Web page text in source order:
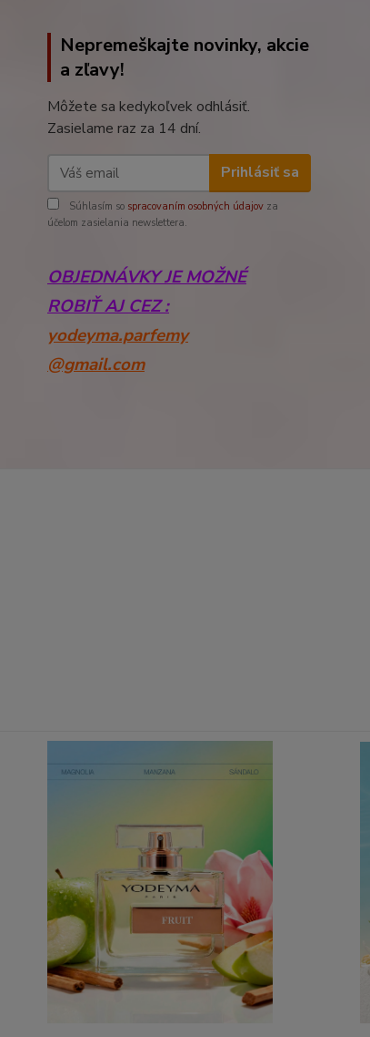
Nepremeškajte novinky, akcie
a zľavy!
Môžete sa kedykoľvek odhlásiť.
Zasielame raz za 14 dní.
Prihlásiť sa
Súhlasím so spracovaním osobných údajov za
účelom zasielania newslettera.
OBJEDNÁVKY JE MOŽNÉ
ROBIŤ AJ CEZ :
yodeyma.parfemy
@gmail.com